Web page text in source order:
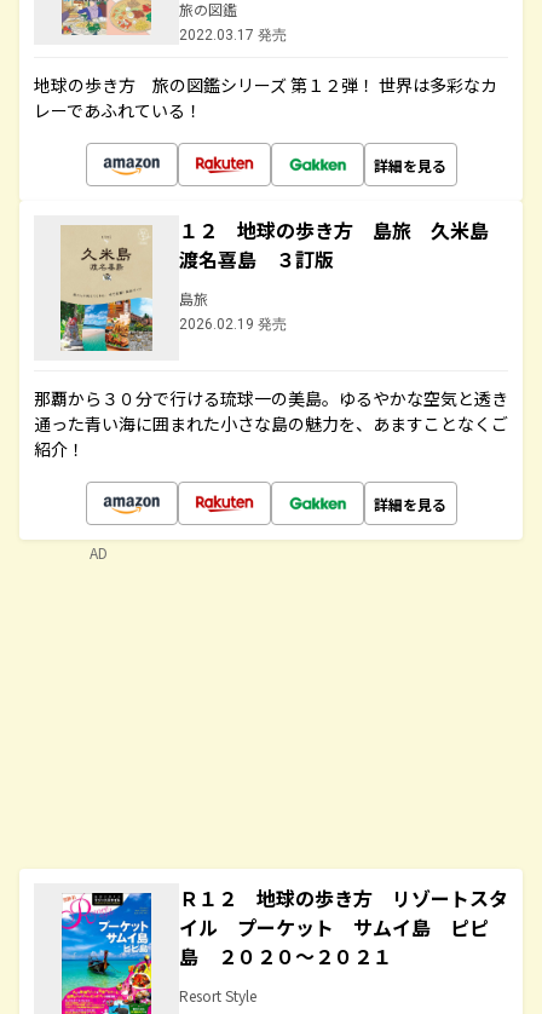
旅の図鑑
2022.03.17 発売
地球の歩き方 旅の図鑑シリーズ 第１２弾！ 世界は多彩なカ
レーであふれている！
詳細を見る
１２ 地球の歩き方 島旅 久米島
渡名喜島 ３訂版
島旅
2026.02.19 発売
那覇から３０分で行ける琉球一の美島。ゆるやかな空気と透き
通った青い海に囲まれた小さな島の魅力を、あますことなくご
紹介！
詳細を見る
Ｒ１２ 地球の歩き方 リゾートスタ
イル プーケット サムイ島 ピピ
島 ２０２０～２０２１
Resort Style
AD